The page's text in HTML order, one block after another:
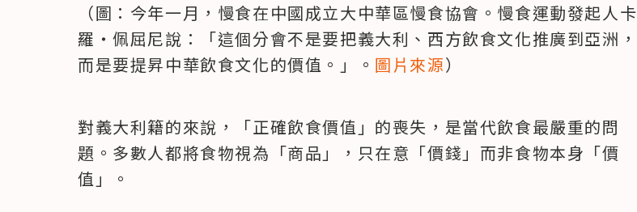
（圖：今年一月，慢食在中國成立大中華區慢食協會。慢食運動發起人卡
羅‧佩屈尼說：「這個分會不是要把義大利、西方飲食文化推廣到亞洲，
而是要提昇中華飲食文化的價值。」。 圖片來源）
對義大利籍的來說，「正確飲食價值」的喪失，是當代飲食最嚴重的問
題。多數人都將食物視為「商品」，只在意「價錢」而非食物本身「價
值」。